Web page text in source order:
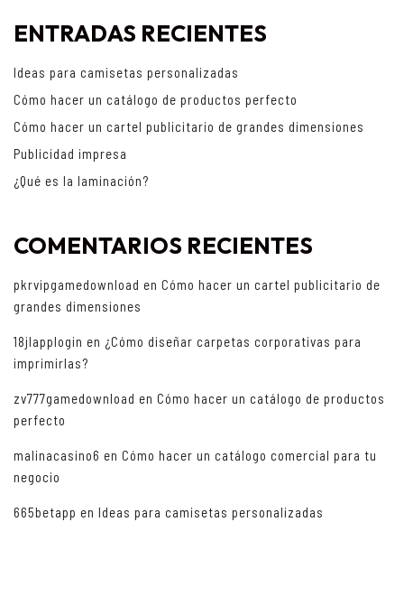
ENTRADAS RECIENTES
Ideas para camisetas personalizadas
Cómo hacer un catálogo de productos perfecto
Cómo hacer un cartel publicitario de grandes dimensiones
Publicidad impresa
¿Qué es la laminación?
COMENTARIOS RECIENTES
pkrvipgamedownload en Cómo hacer un cartel publicitario de
grandes dimensiones
18jlapplogin en ¿Cómo diseñar carpetas corporativas para
imprimirlas?
zv777gamedownload en Cómo hacer un catálogo de productos
perfecto
malinacasino6 en Cómo hacer un catálogo comercial para tu
negocio
665betapp en Ideas para camisetas personalizadas